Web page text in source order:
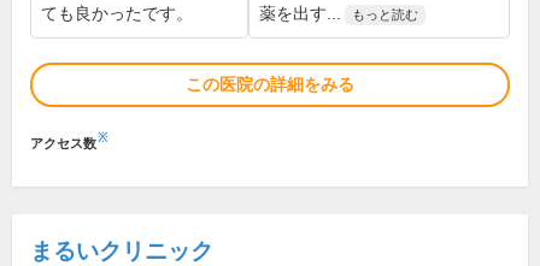
ても良かったです。
薬を出す...
もっと読む
この医院の詳細をみる
アクセス数※
まるいクリニック